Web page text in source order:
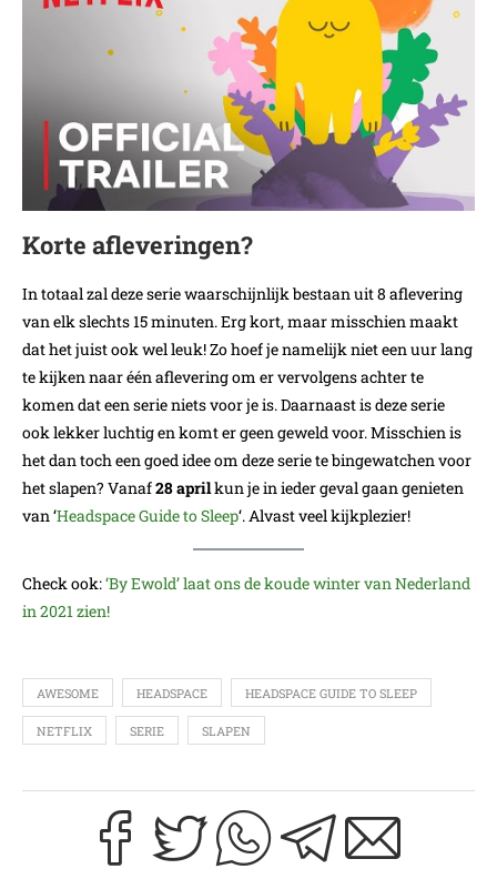
Korte afleveringen?
In totaal zal deze serie waarschijnlijk bestaan uit 8 aflevering
van elk slechts 15 minuten. Erg kort, maar misschien maakt
dat het juist ook wel leuk! Zo hoef je namelijk niet een uur lang
te kijken naar één aflevering om er vervolgens achter te
komen dat een serie niets voor je is. Daarnaast is deze serie
ook lekker luchtig en komt er geen geweld voor. Misschien is
het dan toch een goed idee om deze serie te bingewatchen voor
het slapen? Vanaf28 aprilkun je in ieder geval gaan genieten
van ‘Headspace Guide to Sleep‘. Alvast veel kijkplezier!
Check ook:‘By Ewold’ laat ons de koude winter van Nederland
in 2021 zien!
AWESOME HEADSPACE HEADSPACE GUIDE TO SLEEP
NETFLIX SERIE SLAPEN